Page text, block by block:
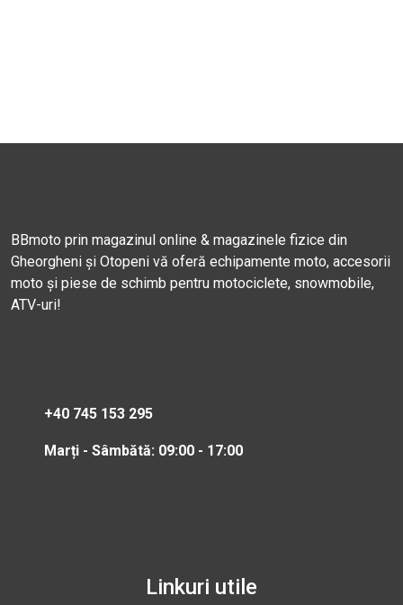
BBmoto prin magazinul online & magazinele fizice din
Gheorgheni și Otopeni vă oferă echipamente moto, accesorii
moto și piese de schimb pentru motociclete, snowmobile,
ATV-uri!
+40 745 153 295
Marți - Sâmbătă: 09:00 - 17:00
Linkuri utile